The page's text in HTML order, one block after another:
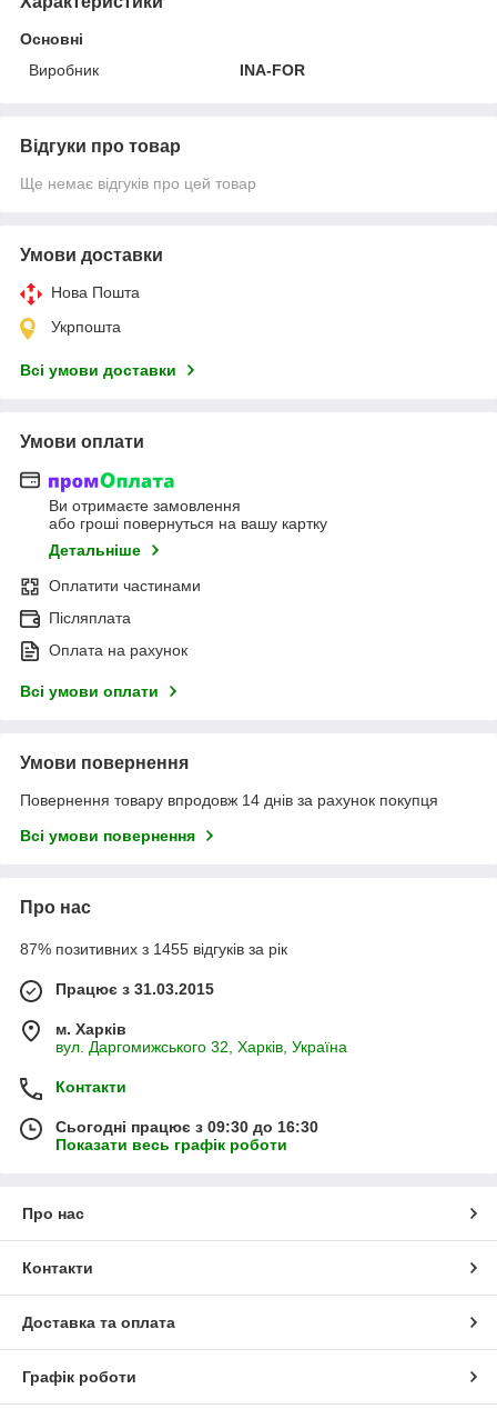
Основні
Виробник
INA-FOR
Відгуки про товар
Ще немає відгуків про цей товар
Умови доставки
Нова Пошта
Укрпошта
Всі умови доставки
Умови оплати
Ви отримаєте замовлення
або гроші повернуться на вашу картку
Детальніше
Оплатити частинами
Післяплата
Оплата на рахунок
Всі умови оплати
Умови повернення
Повернення товару впродовж 14 днів за рахунок покупця
Всі умови повернення
Про нас
87% позитивних з 1455 відгуків за рік
Працює з 31.03.2015
м. Харків
вул. Даргомижського 32, Харків, Україна
Контакти
Сьогодні працює з 09:30 до 16:30
Показати весь графік роботи
Про нас
Контакти
Доставка та оплата
Графік роботи